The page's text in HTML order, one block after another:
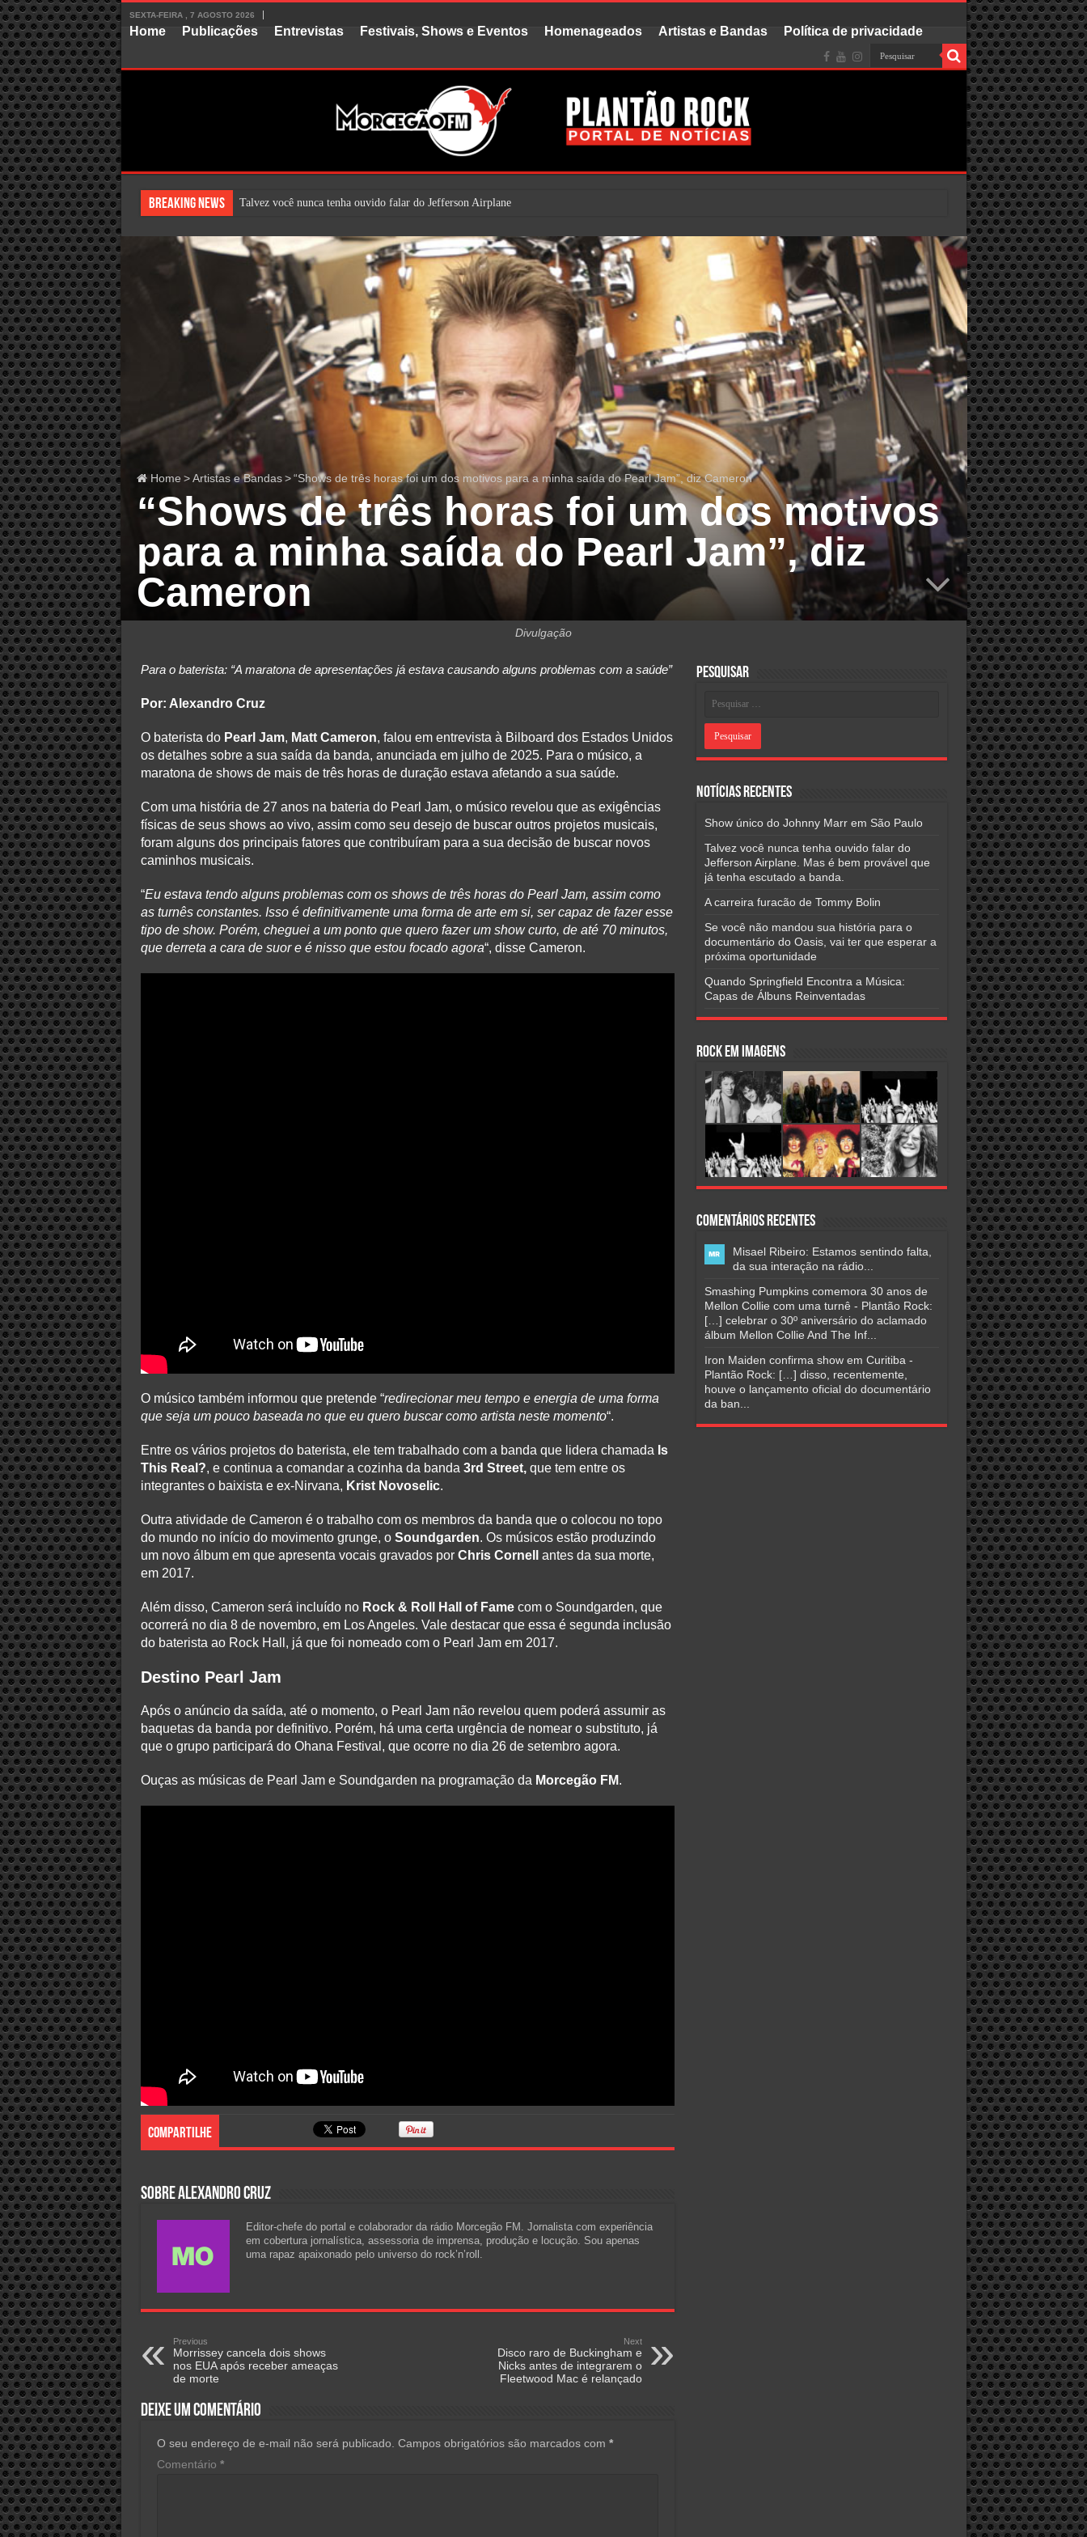
SEXTA-FEIRA , 7 AGOSTO 2026
Home Publicações Entrevistas Festivais, Shows e Eventos Homenageados Artistas e Bandas Política de privacidade
Breaking News Talvez você nunca tenha ouvido falar do Jefferson Airplane. Mas é bem provável que j
Home > Artistas e Bandas > “Shows de três horas foi um dos motivos para a minha saída do Pearl Jam”, diz Cameron
“Shows de três horas foi um dos motivos
para a minha saída do Pearl Jam”, diz
Cameron
Divulgação
Para o baterista: “A maratona de apresentações já estava causando alguns problemas com a saúde”
Por: Alexandro Cruz
O baterista do Pearl Jam, Matt Cameron, falou em entrevista à Bilboard dos Estados Unidos
os detalhes sobre a sua saída da banda, anunciada em julho de 2025. Para o músico, a
maratona de shows de mais de três horas de duração estava afetando a sua saúde.
Com uma história de 27 anos na bateria do Pearl Jam, o músico revelou que as exigências
físicas de seus shows ao vivo, assim como seu desejo de buscar outros projetos musicais,
foram alguns dos principais fatores que contribuíram para a sua decisão de buscar novos
caminhos musicais.
“Eu estava tendo alguns problemas com os shows de três horas do Pearl Jam, assim como
as turnês constantes. Isso é definitivamente uma forma de arte em si, ser capaz de fazer esse
tipo de show. Porém, cheguei a um ponto que quero fazer um show curto, de até 70 minutos,
que derreta a cara de suor e é nisso que estou focado agora“, disse Cameron.
O músico também informou que pretende “redirecionar meu tempo e energia de uma forma
que seja um pouco baseada no que eu quero buscar como artista neste momento“.
Entre os vários projetos do baterista, ele tem trabalhado com a banda que lidera chamada Is
This Real?, e continua a comandar a cozinha da banda 3rd Street,que tem entre os
integrantes o baixista e ex-Nirvana, Krist Novoselic.
Outra atividade de Cameron é o trabalho com os membros da banda que o colocou no topo
do mundo no início do movimento grunge, o Soundgarden. Os músicos estão produzindo
um novo álbum em que apresenta vocais gravados por Chris Cornell
antes da sua morte,
em 2017.
Além disso, Cameron será incluído no Rock & Roll Hall of Famecom o Soundgarden, que
ocorrerá no dia 8 de novembro, em Los Angeles. Vale destacar que essa é segunda inclusão
do baterista ao Rock Hall, já que foi nomeado com o Pearl Jam em 2017.
Destino Pearl Jam
Após o anúncio da saída, até o momento, o Pearl Jam não revelou quem poderá assumir as
baquetas da banda por definitivo. Porém, há uma certa urgência de nomear o substituto, já
que o grupo participará do Ohana Festival, que ocorre no dia 26 de setembro agora.
Ouças as músicas de Pearl Jam e Soundgarden na programação da Morcegão FM.
Compartilhe
Sobre Alexandro Cruz
Editor-chefe do portal e colaborador da rádio Morcegão FM. Jornalista com experiência
em cobertura jornalística, assessoria de imprensa, produção e locução. Sou apenas
uma rapaz apaixonado pelo universo do rock’n’roll.
Previous
Morrissey cancela dois shows
nos EUA após receber ameaças
de morte
Next
Disco raro de Buckingham e
Nicks antes de integrarem o
Fleetwood Mac é relançado
Deixe um comentário
O seu endereço de e-mail não será publicado. Campos obrigatórios são marcados com *
Comentário *
Pesquisar
Notícias Recentes
Show único do Johnny Marr em São Paulo
Talvez você nunca tenha ouvido falar do
Jefferson Airplane. Mas é bem provável que
já tenha escutado a banda.
A carreira furacão de Tommy Bolin
Se você não mandou sua história para o
documentário do Oasis, vai ter que esperar a
próxima oportunidade
Quando Springfield Encontra a Música:
Capas de Álbuns Reinventadas
Rock em Imagens
Comentários Recentes
Misael Ribeiro: Estamos sentindo falta,
da sua interação na rádio...
Smashing Pumpkins comemora 30 anos de
Mellon Collie com uma turnê - Plantão Rock:
[…] celebrar o 30º aniversário do aclamado
álbum Mellon Collie And The Inf...
Iron Maiden confirma show em Curitiba -
Plantão Rock: […] disso, recentemente,
houve o lançamento oficial do documentário
da ban...